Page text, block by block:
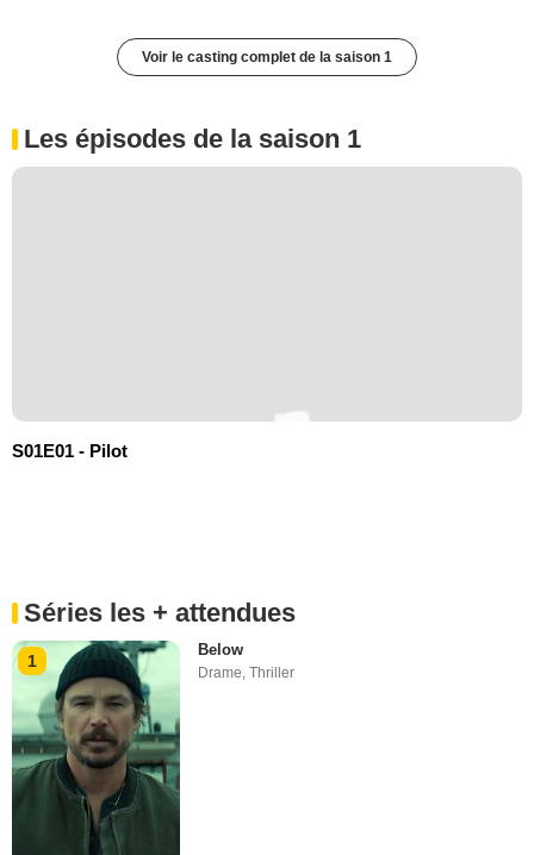
Voir le casting complet de la saison 1
Les épisodes de la saison 1
S01E01 - Pilot
Séries les + attendues
1
Below
Drame,Thriller